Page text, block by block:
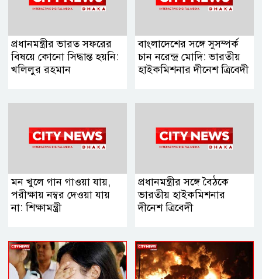
প্রধানমন্ত্রীর ভারত সফরের
বিষয়ে কোনো সিদ্ধান্ত হয়নি:
খলিলুর রহমান
বাংলাদেশের সঙ্গে সুসম্পর্ক
চান নরেন্দ্র মোদি: ভারতীয়
হাইকমিশনার দীনেশ ত্রিবেদী
মন খুলে গান গাওয়া যায়,
পরীক্ষায় নম্বর দেওয়া যায়
না: শিক্ষামন্ত্রী
প্রধানমন্ত্রীর সঙ্গে বৈঠকে
ভারতীয় হাইকমিশনার
দীনেশ ত্রিবেদী